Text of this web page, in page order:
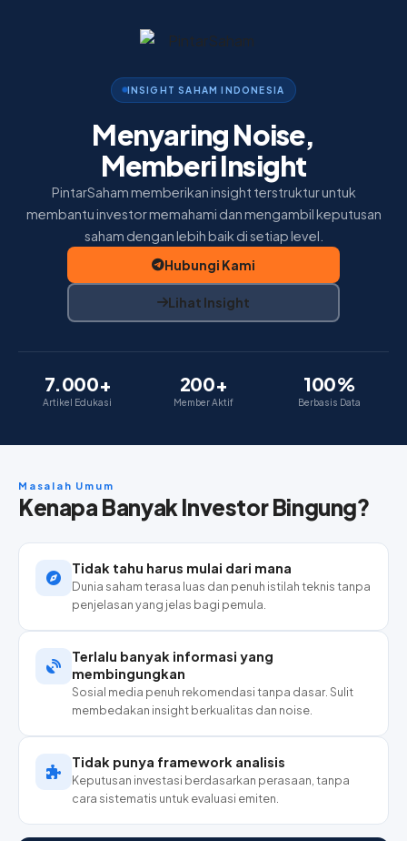
Membership
Tentang Kami
INSIGHT SAHAM INDONESIA
Menyaring Noise,
Memberi Insight
PintarSaham memberikan insight terstruktur untuk
membantu investor memahami dan mengambil keputusan
saham dengan lebih baik di setiap level.
Hubungi Kami
Lihat Insight
7.000+
Artikel Edukasi
200+
Member Aktif
100%
Berbasis Data
Masalah Umum
Kenapa Banyak Investor Bingung?
Tidak tahu harus mulai dari mana
Dunia saham terasa luas dan penuh istilah teknis tanpa
penjelasan yang jelas bagi pemula.
Terlalu banyak informasi yang
membingungkan
Sosial media penuh rekomendasi tanpa dasar. Sulit
membedakan insight berkualitas dan noise.
Tidak punya framework analisis
Keputusan investasi berdasarkan perasaan, tanpa
cara sistematis untuk evaluasi emiten.